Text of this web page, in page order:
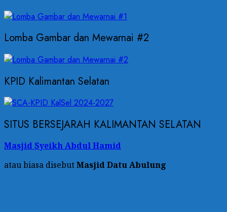
Lomba Gambar dan Mewarnai #2
KPID Kalimantan Selatan
SITUS BERSEJARAH KALIMANTAN SELATAN
Masjid Syeikh Abdul Hamid
atau biasa disebutMasjid Datu Abulung